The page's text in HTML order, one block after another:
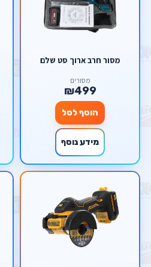
מסור חרב ארוך סט שלם
מסורים
₪499
הוסף לסל
מידע נוסף